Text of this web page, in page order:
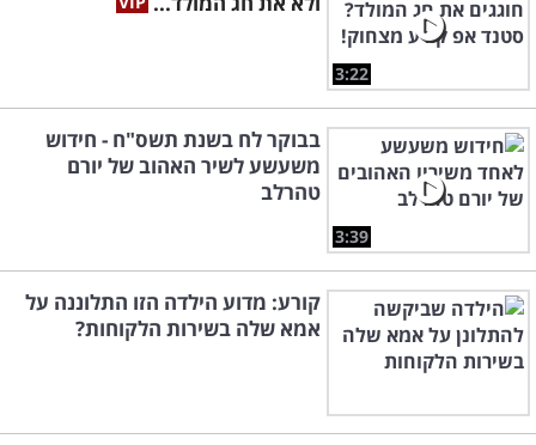
3:22
3:39
בבוקר לח בשנת תשס"ח - חידוש
משעשע לשיר האהוב של יורם
טהרלב
קורע: מדוע הילדה הזו התלוננה על
אמא שלה בשירות הלקוחות?